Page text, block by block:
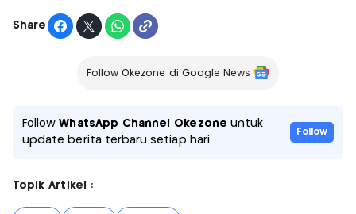
Share
Follow Okezone di Google News
FollowWhatsApp Channel Okezone untuk
update berita terbaru setiap hari
Follow
Topik Artikel :